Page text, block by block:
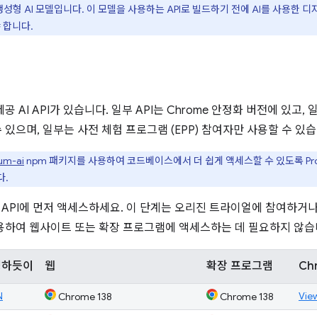
형 AI 모델입니다. 이 모델을 사용하는 API로 빌드하기 전에 AI를 사용한 디
합니다.
공 AI API가 있습니다. 일부 API는 Chrome 안정화 버전에 있고,
으며, 일부는 사전 체험 프로그램 (EPP) 참여자만 사용할 수 있
ai npm 패키지를 사용하여 코드베이스에서 더 쉽게 액세스할 수 있도록
.
에 먼저 액세스하세요. 이 단계는 오리진 트라이얼에 참여하거
여 웹사이트 또는 확장 프로그램에 액세스하는 데 필요하지 않습
듯이 웹 확장 프로그램
Chrome 138 Chrome 138